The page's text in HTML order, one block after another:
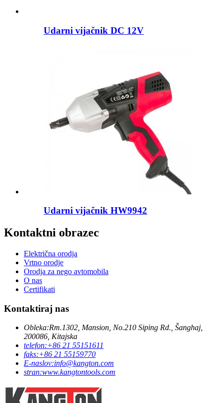
Udarni vijačnik DC 12V
Udarni vijačnik HW9942
Kontaktni obrazec
Električna orodja
Vrtno orodje
Orodja za nego avtomobila
O nas
Certifikati
Kontaktiraj nas
Obleka:Rm.1302, Mansion, No.210 Siping Rd., Šanghaj,
200086, Kitajska
telefon:+86 21 55151611
faks:+86 21 55159770
E-naslov:info@kangton.com
stran:www.kangtontools.com